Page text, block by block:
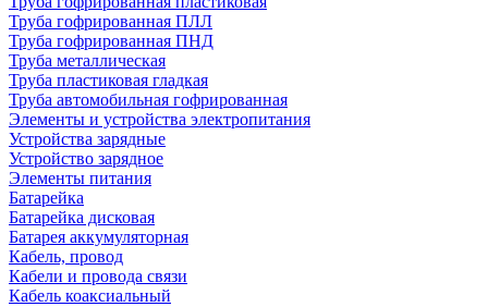
Труба гофрированная ПЛЛ
Труба гофрированная ПНД
Труба металлическая
Труба пластиковая гладкая
Труба автомобильная гофрированная
Элементы и устройства электропитания
Устройства зарядные
Устройство зарядное
Элементы питания
Батарейка
Батарейка дисковая
Батарея аккумуляторная
Кабель, провод
Кабели и провода связи
Кабель коаксиальный